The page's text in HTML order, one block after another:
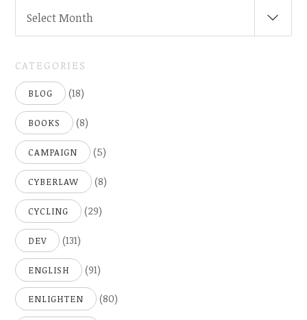
Select Month
CATEGORIES
BLOG (18)
BOOKS (8)
CAMPAIGN (5)
CYBERLAW (8)
CYCLING (29)
DEV (131)
ENGLISH (91)
ENLIGHTEN (80)